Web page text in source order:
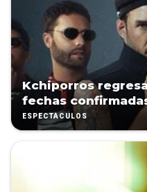
Kchiporros
fechas
ESPECTÁCULOS